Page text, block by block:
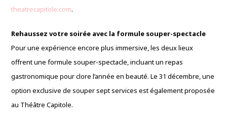
theatrecapitole.com.
Rehaussez votre soirée avec la formule souper-spectacle
Pour une expérience encore plus immersive, les deux lieux
offrent une formule souper-spectacle, incluant un repas
gastronomique pour clore l’année en beauté. Le 31 décembre, une
option exclusive de souper sept services est également proposée
au Théâtre Capitole.